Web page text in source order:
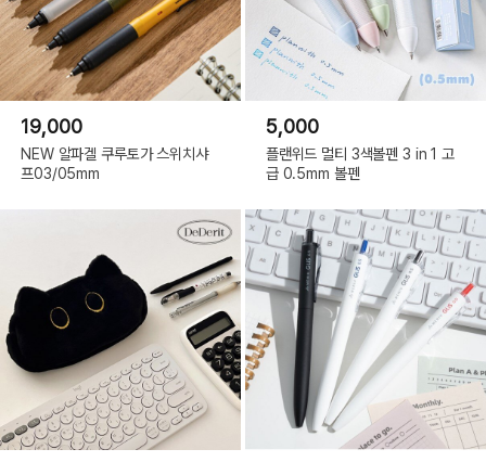
19,000
NEW 알파겔 쿠루토가 스위치샤
프03/05mm
5,000
플랜위드 멀티 3색볼펜 3 in 1 고
급 0.5mm 볼펜